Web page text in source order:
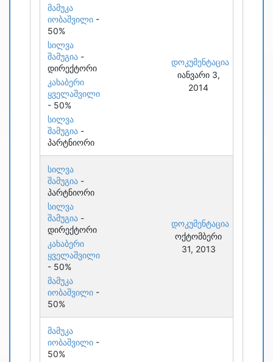
მამუკა
იობაშვილი -
50%
სილვა
შამუგია -
დირექტორი
კახაბერი
ყველაშვილი
- 50%
სილვა
შამუგია -
პარტნიორი
დოკუმენტაცია
იანვარი 3,
2014
სილვა
შამუგია -
პარტნიორი
სილვა
შამუგია -
დირექტორი
კახაბერი
ყველაშვილი
- 50%
მამუკა
იობაშვილი -
50%
დოკუმენტაცია
ოქტომბერი
31, 2013
მამუკა
იობაშვილი -
50%